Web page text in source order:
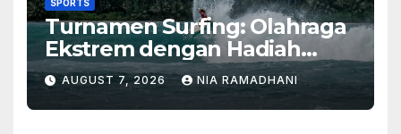
SPORTS
Turnamen Surfing: Olahraga
Ekstrem dengan Hadiah
Besar
AUGUST 7, 2026 NIA RAMADHANI